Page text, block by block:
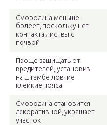
Смородина меньше
болеет, поскольку нет
контакта листвы с
почвой
Проще защищать от
вредителей, установив
на штамбе ловчие
клейкие пояса
Смородина становится
декоративной, украшает
участок